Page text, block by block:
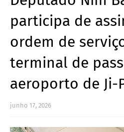
participa de
ordem de
terminal de
aeroporto de Ji-
junho 17, 2026